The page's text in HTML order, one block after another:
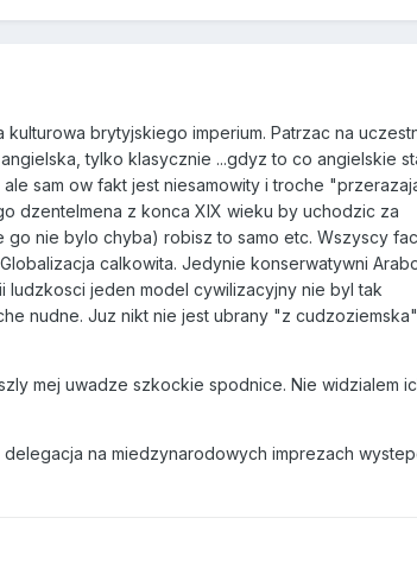
brytyjskiego imperium. Patrzac na
tylko klasycznie ...gdyz to co angielskie
sam ow fakt jest niesamowity i troche
dzentelmena z konca XIX wieku by uchodzic za
nie bylo chyba) robisz to samo etc. Wszyscy
calkowita. Jedynie konserwatywni
ludzkosci jeden model cywilizacyjny nie byl tak
nudne. Juz nikt nie jest ubrany "z
mej uwadze szkockie spodnice. Nie widzialem
na miedzynarodowych imprezach